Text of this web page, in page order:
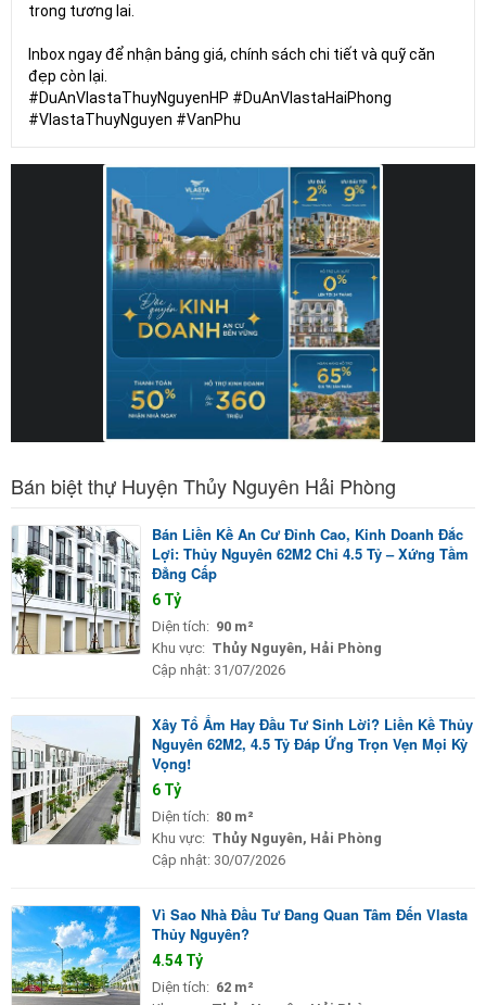
trong tương lai.
Inbox ngay để nhận bảng giá, chính sách chi tiết và quỹ căn
đẹp còn lại.
#DuAnVlastaThuyNguyenHP #DuAnVlastaHaiPhong
#VlastaThuyNguyen #VanPhu
Bán biệt thự Huyện Thủy Nguyên Hải Phòng
Bán Liền Kề An Cư Đỉnh Cao, Kinh Doanh Đắc
Lợi: Thủy Nguyên 62M2 Chỉ 4.5 Tỷ – Xứng Tầm
Đẳng Cấp
6 Tỷ
Diện tích: 90 m²
Khu vực: Thủy Nguyên, Hải Phòng
Cập nhật: 31/07/2026
Xây Tổ Ấm Hay Đầu Tư Sinh Lời? Liền Kề Thủy
Nguyên 62M2, 4.5 Tỷ Đáp Ứng Trọn Vẹn Mọi Kỳ
Vọng!
6 Tỷ
Diện tích: 80 m²
Khu vực: Thủy Nguyên, Hải Phòng
Cập nhật: 30/07/2026
Vì Sao Nhà Đầu Tư Đang Quan Tâm Đến Vlasta
Thủy Nguyên?
4.54 Tỷ
Diện tích: 62 m²